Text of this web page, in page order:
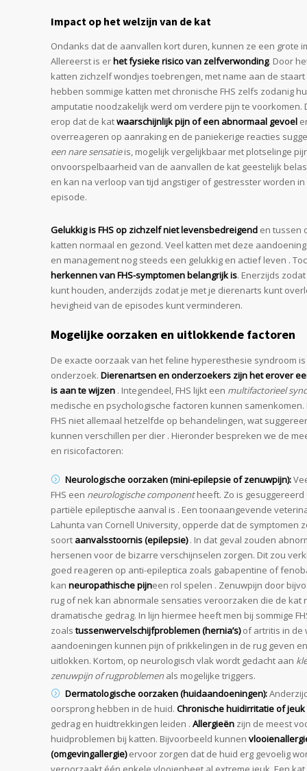
Impact op het welzijn van de kat
Ondanks dat de aanvallen kort duren, kunnen ze een grote
Allereerst is erhet fysieke risico van zelfverwonding. Door
katten zichzelf wondjes toebrengen, met name aan de
hebben sommige katten met chronische FHS zelfs zodanig
amputatie noodzakelijk werd om verdere pijn te
erop dat de katwaarschijnlijk pijn of een abnormaal gevoel
overreageren op aanraking en de paniekerige reacties
een nare sensatieis, mogelijk vergelijkbaar met plotselinge
onvoorspelbaarheid van de aanvallen de kat geestelijk
en kan na verloop van tijd angstiger of gestresster worden
episode.
Gelukkig is FHS op zichzelf niet levensbedreigend en tussen
katten normaal en gezond. Veel katten met deze
en management nog steeds een gelukkig en actief leven .
herkennen van FHS-symptomen belangrijk is. Enerzijds
kunt houden, anderzijds zodat je met je dierenarts kunt
hevigheid van de episodes kunt verminderen.
Mogelijke oorzaken en uitlokkende factoren
De exacte oorzaak van het feline hyperesthesie syndroom
onderzoek. Dierenartsen en onderzoekers zijn het erover
is aan te wijzen . Integendeel, FHS lijkt een multifactorieel
medische en psychologische factoren kunnen
FHS niet allemaal hetzelfde op behandelingen, wat
kunnen verschillen per dier . Hieronder bespreken we de
en risicofactoren:
Neurologische oorzaken (mini-epilepsie of zenuwpijn):
FHS een neurologische componentheeft. Zo is gesuggereerd
partiële epileptische aanval is . Een toonaangevende
Lahunta van Cornell University, opperde dat de symptomen
soort aanvalsstoornis (epilepsie). In dat geval zouden
hersenen voor de bizarre verschijnselen zorgen. Dit zou
goed reageren op anti-epileptica zoals gabapentine of
kan neuropathische pijneen rol spelen . Zenuwpijn door
rug of nek kan abnormale sensaties veroorzaken die de kat
dramatische gedrag. In lijn hiermee heeft men bij sommige
zoalstussenwervelschijfproblemen (hernia’s)of artritis in de
aandoeningen kunnen pijn of prikkelingen in de rug geven
uitlokken. Kortom, op neurologisch vlak wordt gedacht aan
zenuwpijn of rugproblemen als mogelijke triggers.
Dermatologische oorzaken (huidaandoeningen):
oorsprong hebben in de huid. Chronische huidirritatie of jeuk
gedrag en huidtrekkingen leiden . Allergieën zijn de meest
huidproblemen bij katten. Bijvoorbeeld kunnen
(omgevingallergie)ervoor zorgen dat de huid erg gevoelig